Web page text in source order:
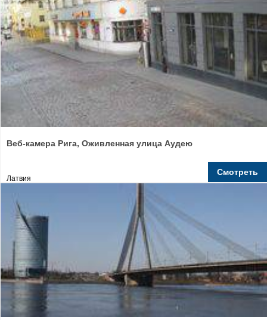
Веб-камера Рига, Оживленная улица Аудею
Латвия
Смотреть